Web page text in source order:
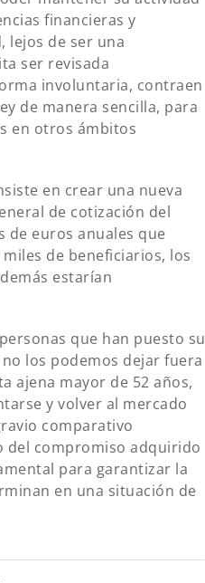
financieras y
lejos de ser una
ser revisada
involuntaria, contraen
de manera sencilla, para
en otros ámbitos
en crear una nueva
de cotización del
de euros anuales que
de beneficiarios, los
estarían
que han puesto su
los podemos dejar fuera
ajena mayor de 52 años,
y volver al mercado
comparativo
del compromiso adquirido
para garantizar la
en una situación de